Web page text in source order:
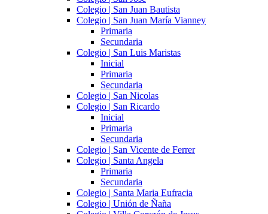
Colegio | San Juan Bautista
Colegio | San Juan María Vianney
Primaria
Secundaria
Colegio | San Luis Maristas
Inicial
Primaria
Secundaria
Colegio | San Nicolas
Colegio | San Ricardo
Inicial
Primaria
Secundaria
Colegio | San Vicente de Ferrer
Colegio | Santa Angela
Primaria
Secundaria
Colegio | Santa Maria Eufracia
Colegio | Unión de Ñaña